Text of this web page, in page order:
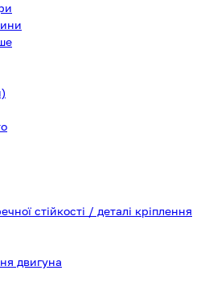
стійкості / деталі кріплення
двигуна